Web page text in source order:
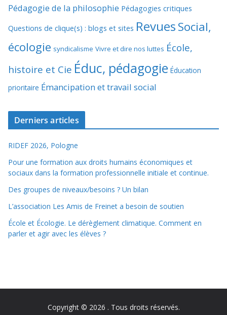
Pédagogie de la philosophie Pédagogies critiques
Questions de clique(s) : blogs et sites RevuesSocial,
écologie syndicalisme Vivre et dire nos luttes École,
histoire et Cie Éduc, pédagogie Éducation
prioritaire Émancipation et travail social
Derniers articles
RIDEF 2026, Pologne
Pour une formation aux droits humains économiques et
sociaux dans la formation professionnelle initiale et continue.
Des groupes de niveaux/besoins ? Un bilan
L’association Les Amis de Freinet a besoin de soutien
École et Écologie. Le dérèglement climatique. Comment en
parler et agir avec les élèves ?
Copyright © 2026 . Tous droits réservés.